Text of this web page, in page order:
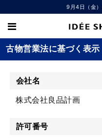
9月4日（金
古物営業法に基づく表示
会社名
株式会社良品計画
許可番号